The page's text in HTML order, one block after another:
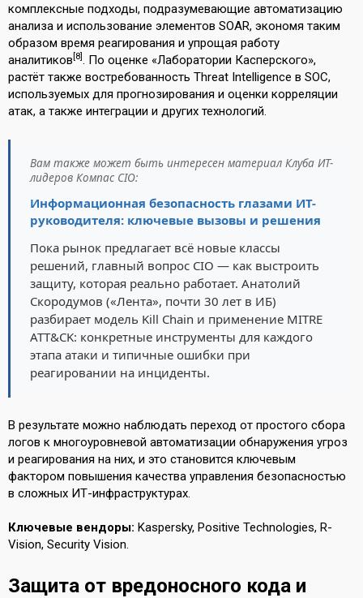
комплексные подходы, подразумевающие автоматизацию
анализа и использование элементов SOAR, экономя таким
образом время реагирования и упрощая работу
аналитиков [8] . По оценке «Лаборатории Касперского»,
растёт также востребованность Threat Intelligence в SOC,
используемых для прогнозирования и оценки корреляции
атак, а также интеграции и других технологий.
Вам также может быть интересен материал Клуба ИТ-
лидеров Компас CIO:
Информационная безопасность глазами ИТ-
руководителя: ключевые вызовы и решения
Пока рынок предлагает всё новые классы
решений, главный вопрос CIO — как выстроить
защиту, которая реально работает. Анатолий
Скородумов («Лента», почти 30 лет в ИБ)
разбирает модель Kill Chain и применение MITRE
ATT&CK: конкретные инструменты для каждого
этапа атаки и типичные ошибки при
реагировании на инциденты.
В результате можно наблюдать переход от простого сбора
логов к многоуровневой автоматизации обнаружения угроз
и реагирования на них, и это становится ключевым
фактором повышения качества управления безопасностью
в сложных ИТ-инфраструктурах.
Ключевые вендоры: Kaspersky, Positive Technologies, R-
Vision, Security Vision.
Защита от вредоносного кода и